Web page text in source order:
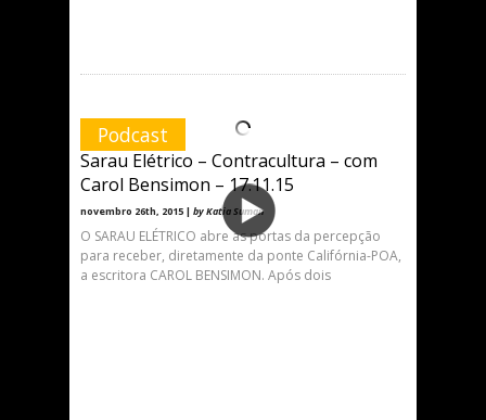
Podcast
Sarau Elétrico – Contracultura – com
Carol Bensimon – 17.11.15
novembro 26th, 2015 | by Katia Suman
O SARAU ELÉTRICO abre as portas da percepção
para receber, diretamente da ponte Califórnia-POA,
a escritora CAROL BENSIMON. Após dois